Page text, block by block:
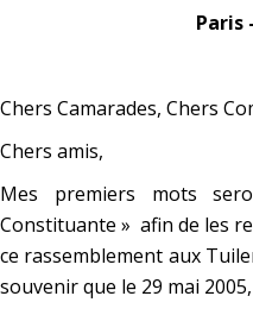
Paris
Chers Camarades, Chers
Chers amis,
Mes premiers mots
Constituante » afin de les
ce rassemblement aux
souvenir que le 29 mai